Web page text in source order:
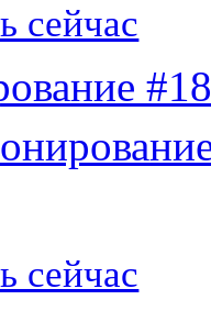
сейчас
сейчас